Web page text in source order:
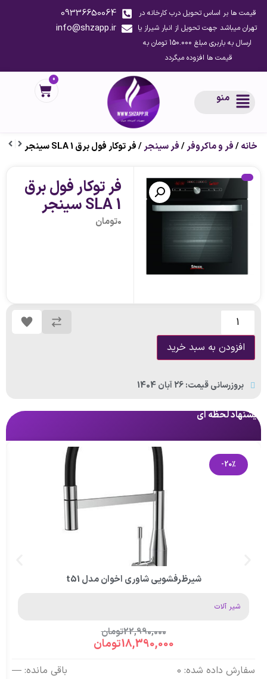
قیمت ها بر اساس تحویل درب کارخانه در
تهران میباشد جهت تحویل از انبار شیراز یا
ارسال به باربری مبلغ 150.000 تومان به
قیمت ها افزوده میگردد
09336650064
info@shzapp.ir
منو
0
خانه/فر و ماکروفر/فر سینجر/ فر توکار فول برق SLA 1 سینجر
پیشنهاد لحظه ای
-20%
شیرظرفشویی شاوری اخوان مدل t51
شیر آلات
22,990,000تومان
18,390,000تومان
سفارش داده شده: 0 باقی مانده: —
فر توکار فول برق
SLA 1 سینجر
0تومان
افزودن به سبد خرید
بروزرسانی قیمت: 26 آبان 1404